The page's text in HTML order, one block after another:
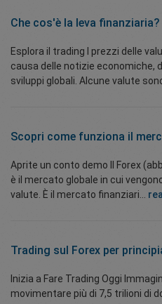
Che cos'è la leva finanziaria?
Esplora il trading I prezzi delle
causa delle notizie economiche,
sviluppi globali. Alcune valute sono
Scopri come funziona il
Aprite un conto demo Il Forex
è il mercato globale in cui
valute. È il mercato finanziari...
Trading sul Forex per
Inizia a Fare Trading Oggi
movimentare più di 7,5 trilioni di